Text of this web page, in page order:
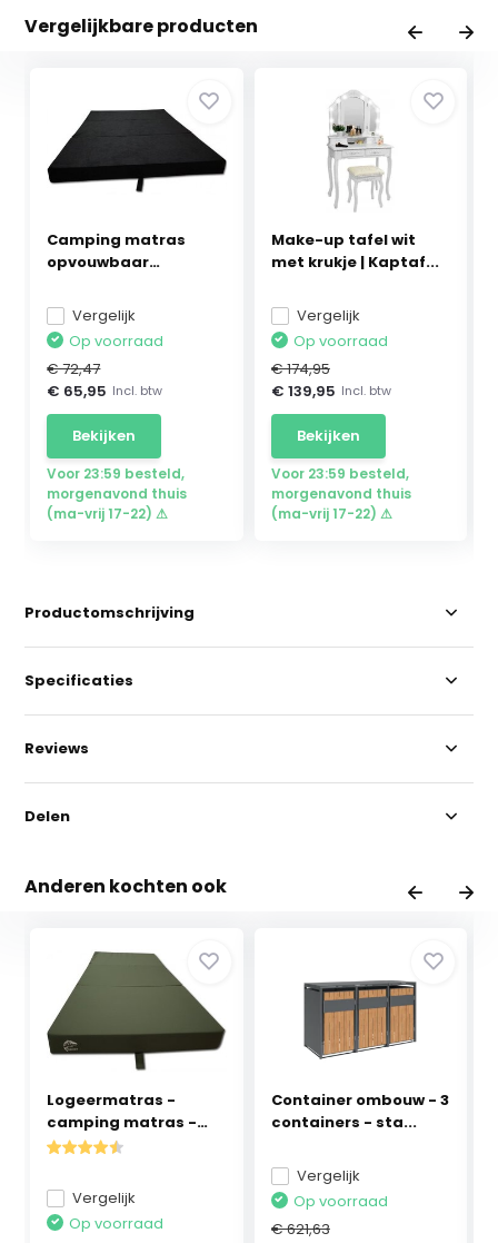
Vergelijkbare producten
Camping matras
opvouwbaar
Vergelijk
Op voorraad
€ 72,47
€ 65,95 Incl. btw
Bekijken
Voor 23:59 besteld,
morgenavond thuis
(ma-vrij 17-22) ⚠
Make-up tafel wit
met krukje | Kaptaf...
Vergelijk
Op voorraad
€ 174,95
€ 139,95 Incl. btw
Bekijken
Voor 23:59 besteld,
morgenavond thuis
(ma-vrij 17-22) ⚠
Productomschrijving
Specificaties
Reviews
Delen
Anderen kochten ook
Logeermatras -
camping matras -
veld ...
Vergelijk
Op voorraad
Container ombouw - 3
containers - sta...
Vergelijk
Op voorraad
€ 621,63